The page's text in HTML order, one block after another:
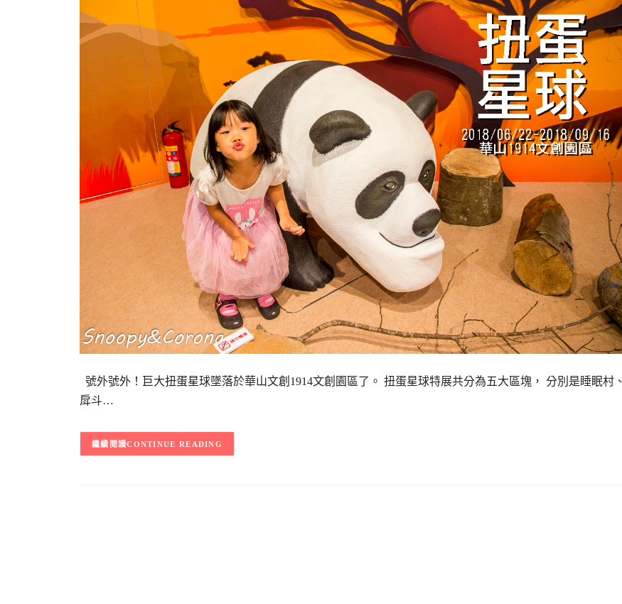
號外號外！巨大扭蛋星球墜落於華山文創1914文創園區了。 扭蛋星球特展共分為五大區塊， 分別是睡眠村、
戽斗…
CONTINUE READING